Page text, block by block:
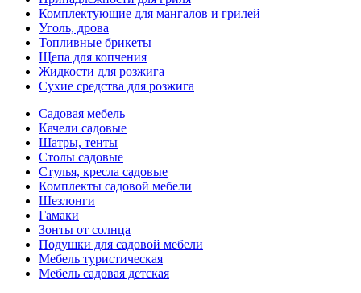
Комплектующие для мангалов и грилей
Уголь, дрова
Топливные брикеты
Щепа для копчения
Жидкости для розжига
Сухие средства для розжига
Садовая мебель
Качели садовые
Шатры, тенты
Столы садовые
Стулья, кресла садовые
Комплекты садовой мебели
Шезлонги
Гамаки
Зонты от солнца
Подушки для садовой мебели
Мебель туристическая
Мебель садовая детская